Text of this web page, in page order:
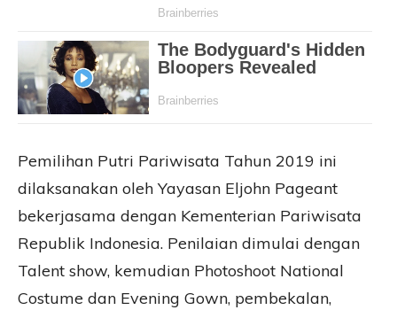
Pemilihan Putri Pariwisata Tahun 2019 ini
dilaksanakan oleh Yayasan Eljohn Pageant
bekerjasama dengan Kementerian Pariwisata
Republik Indonesia. Penilaian dimulai dengan
Talent show, kemudian Photoshoot National
Costume dan Evening Gown, pembekalan,